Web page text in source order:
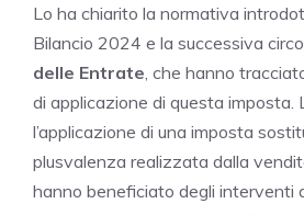
Lo ha chiarito la normativa
Bilancio 2024 e la successiva
delle Entrate , che hanno
di applicazione di questa imposta.
l’applicazione di una imposta
plusvalenza realizzata dalla
hanno beneficiato degli interventi